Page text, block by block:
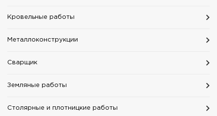
Кровельные работы
Mеталлоконструкции
Сварщик
Земляные работы
Столярные и плотницкие работы